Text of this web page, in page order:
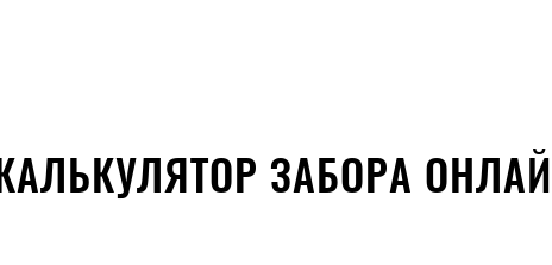
КАЛЬКУЛЯТОР ЗАБОРА